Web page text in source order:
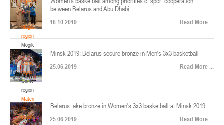
Vitebsk
region
Mogilev
region
Mogilev
region
Gomel
region
Gomel
region
Materials
for
coaches
V тур – девушки 2014-2015 гг.р., Дивизион 1, 17-19 апреля 2026 г., г. Гомель,
ул. Б.Хмельницкого, 118а
Минск
Финал 4-х – девушки 2010-2011 гг.р., Дивизион 2, 14-16 апреля 2026 г., г.
Минск, ул. Стадионная, 3
between Belarus and Abu Dhabi
18.10.2019 Read More ...
Minsk 2019: Belarus secure bronze in Men's 3x3 basketball
25.06.2019 Read More ...
Belarus take bronze in Women's 3x3 basketball at Minsk 2019
25.06.2019 Read More ...